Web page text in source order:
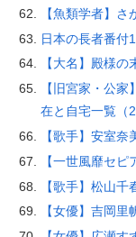
【魚類学者】さ
日本の長者番付
【大名】殿様の
【旧宮家・公
在と自宅一覧（
【歌手】安室奈
【一世風靡セピ
【歌手】松山千
【女優】吉岡里